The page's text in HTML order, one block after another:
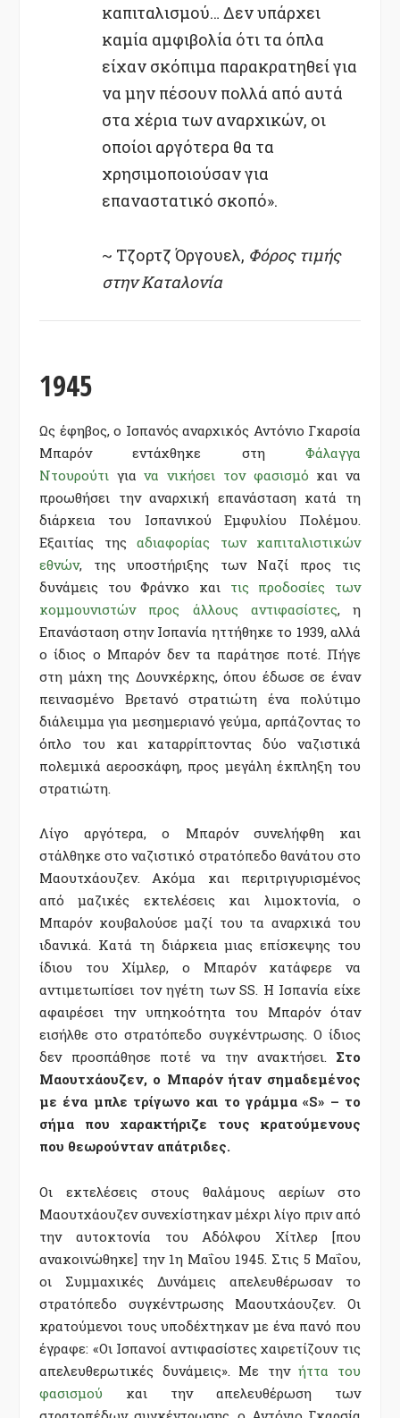
καπιταλισμού… Δεν υπάρχει
καμία αμφιβολία ότι τα όπλα
είχαν σκόπιμα παρακρατηθεί για
να μην πέσουν πολλά από αυτά
στα χέρια των αναρχικών, οι
οποίοι αργότερα θα τα
χρησιμοποιούσαν για
επαναστατικό σκοπό».
~ Τζορτζ Όργουελ, Φόρος τιμής
στην Καταλονία
1945
Ως έφηβος, ο Ισπανός αναρχικός Αντόνιο Γκαρσία
Μπαρόν εντάχθηκε στη Φάλαγγα
Ντουρούτι γιανα νικήσει τον φασισμό και να
προωθήσει την αναρχική επανάσταση κατά τη
διάρκεια του Ισπανικού Εμφυλίου Πολέμου.
Εξαιτίας της αδιαφορίας των καπιταλιστικών
εθνών, της υποστήριξης των Ναζί προς τις
δυνάμεις του Φράνκο και τις προδοσίες των
κομμουνιστών προς άλλους αντιφασίστες, η
Επανάσταση στην Ισπανία ηττήθηκε το 1939, αλλά
ο ίδιος ο Μπαρόν δεν τα παράτησε ποτέ. Πήγε
στη μάχη της Δουνκέρκης, όπου έδωσε σε έναν
πεινασμένο Βρετανό στρατιώτη ένα πολύτιμο
διάλειμμα για μεσημεριανό γεύμα, αρπάζοντας το
όπλο του και καταρρίπτοντας δύο ναζιστικά
πολεμικά αεροσκάφη, προς μεγάλη έκπληξη του
στρατιώτη.
Λίγο αργότερα, ο Μπαρόν συνελήφθη και
στάλθηκε στο ναζιστικό στρατόπεδο θανάτου στο
Μαουτχάουζεν. Ακόμα και περιτριγυρισμένος
από μαζικές εκτελέσεις και λιμοκτονία, ο
Μπαρόν κουβαλούσε μαζί του τα αναρχικά του
ιδανικά. Κατά τη διάρκεια μιας επίσκεψης του
ίδιου του Χίμλερ, ο Μπαρόν κατάφερε να
αντιμετωπίσει τον ηγέτη των SS. Η Ισπανία είχε
αφαιρέσει την υπηκοότητα του Μπαρόν όταν
εισήλθε στο στρατόπεδο συγκέντρωσης. Ο ίδιος
δεν προσπάθησε ποτέ να την ανακτήσει. Στο
Μαουτχάουζεν, ο Μπαρόν ήταν σημαδεμένος
με ένα μπλε τρίγωνο και το γράμμα «S» – το
σήμα που χαρακτήριζε τους κρατούμενους
που θεωρούνταν απάτριδες.
Οι εκτελέσεις στους θαλάμους αερίων στο
Μαουτχάουζεν συνεχίστηκαν μέχρι λίγο πριν από
την αυτοκτονία του Αδόλφου Χίτλερ [που
ανακοινώθηκε] την 1η Μαΐου 1945. Στις 5 Μαΐου,
οι Συμμαχικές Δυνάμεις απελευθέρωσαν το
στρατόπεδο συγκέντρωσης Μαουτχάουζεν. Οι
κρατούμενοι τους υποδέχτηκαν με ένα πανό που
έγραφε: «Οι Ισπανοί αντιφασίστες χαιρετίζουν τις
απελευθερωτικές δυνάμεις». Με τηνήττα του
φασισμού και την απελευθέρωση των